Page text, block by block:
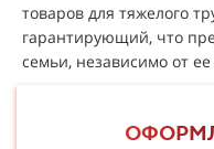
товаров для тяжелого
гарантирующий, что
семьи, независимо от